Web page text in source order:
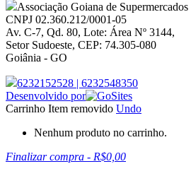
Associação Goiana de Supermercados
CNPJ 02.360.212/0001-05
Av. C-7, Qd. 80, Lote: Área Nº 3144,
Setor Sudoeste, CEP: 74.305-080
Goiânia - GO
6232152528 | 6232548350
Desenvolvido por
Carrinho Item removido Undo
Nenhum produto no carrinho.
Finalizar compra - R$0,00